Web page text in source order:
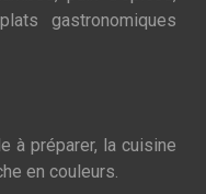
gastronomiques
à préparer, la cuisine
en couleurs.